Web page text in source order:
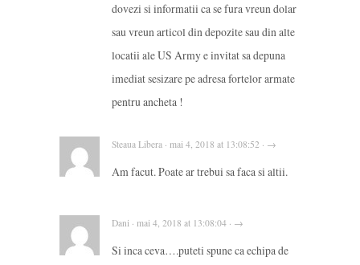
dovezi si informatii ca se fura vreun dolar
sau vreun articol din depozite sau din alte
locatii ale US Army e invitat sa depuna
imediat sesizare pe adresa fortelor armate
pentru ancheta !
Steaua Libera · mai 4, 2018 at 13:08:52 · →
Am facut. Poate ar trebui sa faca si altii.
Dani · mai 4, 2018 at 13:08:04 · →
Si inca ceva….puteti spune ca echipa de